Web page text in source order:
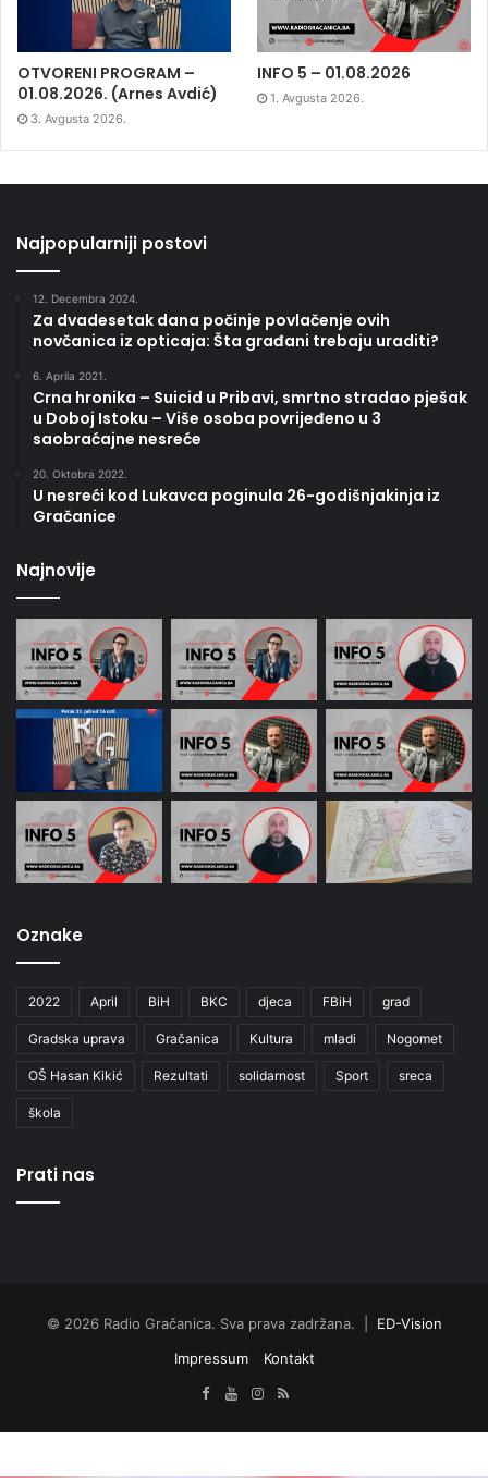
OTVORENI PROGRAM –
01.08.2026. (Arnes Avdić)
3. Avgusta 2026.
INFO 5 – 01.08.2026
1. Avgusta 2026.
Najpopularniji postovi
12. Decembra 2024.
Za dvadesetak dana počinje povlačenje ovih
novčanica iz opticaja: Šta građani trebaju uraditi?
6. Aprila 2021.
Crna hronika – Suicid u Pribavi, smrtno stradao pješak
u Doboj Istoku – Više osoba povrijeđeno u 3
saobraćajne nesreće
20. Oktobra 2022.
U nesreći kod Lukavca poginula 26-godišnjakinja iz
Gračanice
Najnovije
Oznake
2022 April BiH BKC djeca FBiH grad
Gradska uprava Gračanica Kultura mladi Nogomet
OŠ Hasan Kikić Rezultati solidarnost Sport sreca
škola
Prati nas
© 2026 Radio Gračanica. Sva prava zadržana. | ED-Vision
Impressum
Kontakt